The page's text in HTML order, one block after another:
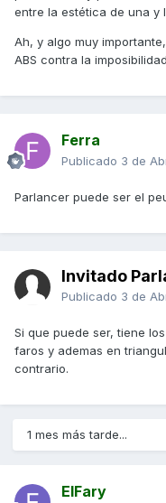
entre la estética de una y
Ah, y algo muy
ABS contra la
Ferra
Publicado 3 de
Parlancer puede ser el
Invitado
Publicado 3 de
Si que puede ser, tiene
faros y ademas en
contrario.
1 mes más tarde...
ElFary